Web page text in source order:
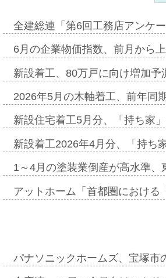
全建総連「第6回工務店アンケ
6月の企業物価指数、前月から
新設着工、80万戸に向け増加
2026年5月の木軸着工、前年同
新設住宅着工5月分、「持ち家
新設着工2026年4月分、「持ち
1～4月の塗装業倒産が高水準
アットホーム「首都圏におけ
パナソニックホームズ、宝塚